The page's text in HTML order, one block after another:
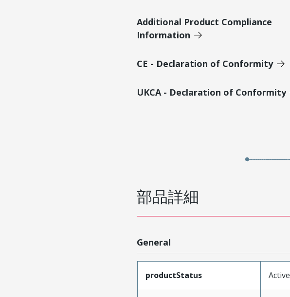
Additional Product Compliance
Information
CE - Declaration of Conformity
UKCA - Declaration of Conformity
部品詳細
General
productStatus Active